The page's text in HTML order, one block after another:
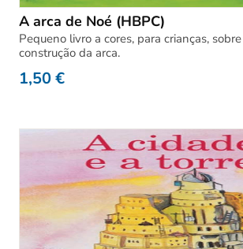
A arca de Noé (HBPC)
Pequeno livro a cores, para crianças,
construção da arca.
1,50€